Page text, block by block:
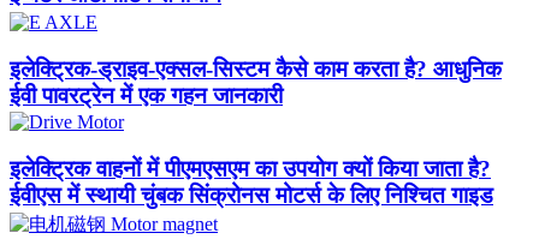
इलेक्ट्रिक-ड्राइव-एक्सल-सिस्टम कैसे काम करता है? आधुनिक
ईवी पावरट्रेन में एक गहन जानकारी
इलेक्ट्रिक वाहनों में पीएमएसएम का उपयोग क्यों किया जाता है?
ईवीएस में स्थायी चुंबक सिंक्रोनस मोटर्स के लिए निश्चित गाइड